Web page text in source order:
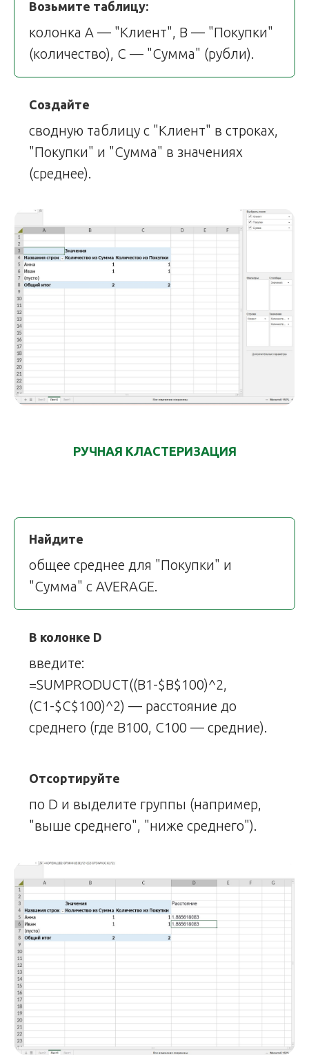
Возьмите таблицу:
колонка A — "Клиент", B — "Покупки"
(количество), C — "Сумма" (рубли).
Создайте
сводную таблицу с "Клиент" в строках,
"Покупки" и "Сумма" в значениях
(среднее).
РУЧНАЯ КЛАСТЕРИЗАЦИЯ
Найдите
общее среднее для "Покупки" и
"Сумма" с AVERAGE.
В колонке D
введите:
=SUMPRODUCT((B1-$B$100)^2,
(C1-$C$100)^2) — расстояние до
среднего (где B100, C100 — средние).
Отсортируйте
по D и выделите группы (например,
"выше среднего", "ниже среднего").